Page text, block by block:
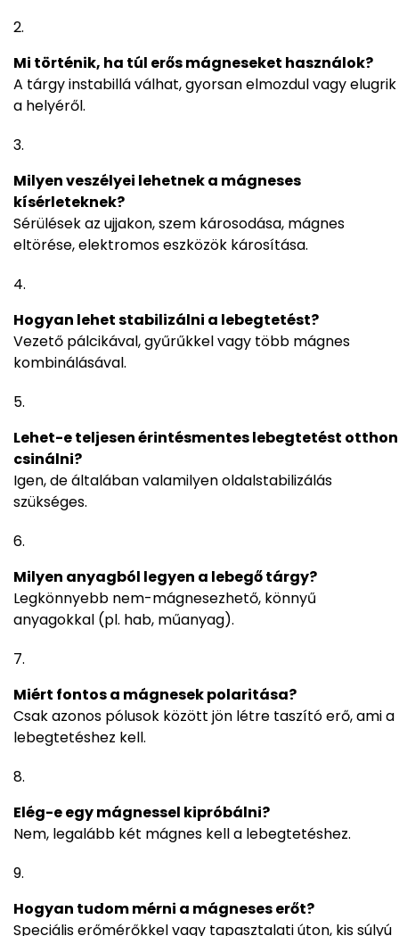
Mi történik, ha túl erős mágneseket használok?
A tárgy instabillá válhat, gyorsan elmozdul vagy elugrik
a helyéről.
Milyen veszélyei lehetnek a mágneses
kísérleteknek?
Sérülések az ujjakon, szem károsodása, mágnes
eltörése, elektromos eszközök károsítása.
Hogyan lehet stabilizálni a lebegtetést?
Vezető pálcikával, gyűrűkkel vagy több mágnes
kombinálásával.
Lehet-e teljesen érintésmentes lebegtetést otthon
csinálni?
Igen, de általában valamilyen oldalstabilizálás
szükséges.
Milyen anyagból legyen a lebegő tárgy?
Legkönnyebb nem-mágnesezhető, könnyű
anyagokkal (pl. hab, műanyag).
Miért fontos a mágnesek polaritása?
Csak azonos pólusok között jön létre taszító erő, ami a
lebegtetéshez kell.
Elég-e egy mágnessel kipróbálni?
Nem, legalább két mágnes kell a lebegtetéshez.
Hogyan tudom mérni a mágneses erőt?
Speciális erőmérőkkel vagy tapasztalati úton, kis súlyú